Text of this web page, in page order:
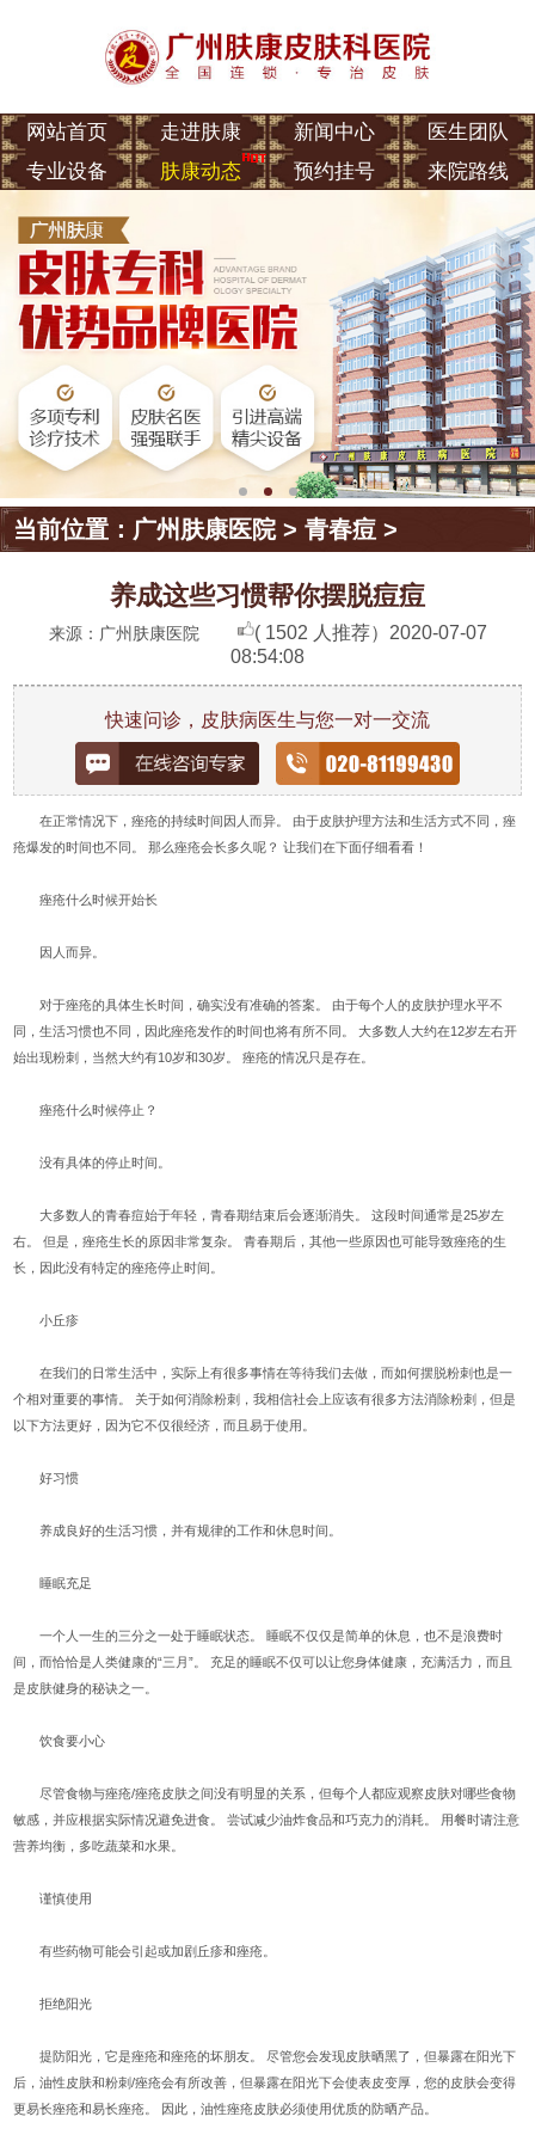
网站首页 走进肤康 新闻中心
医生团队
专业设备
肤康动态 预约挂号 来院路线
当前位置： 广州肤康医院>青春痘 >
养成这些习惯帮你摆脱痘痘
来源：广州肤康医院 ( 1502 人推荐） 2020-07-07
08:54:08
快速问诊，皮肤病医生与您一对一交流
在正常情况下，痤疮的持续时间因人而异。 由于皮肤护理方法和生活方式不同，痤
疮爆发的时间也不同。 那么痤疮会长多久呢？ 让我们在下面仔细看看！
痤疮什么时候开始长
因人而异。
对于痤疮的具体生长时间，确实没有准确的答案。 由于每个人的皮肤护理水平不
同，生活习惯也不同，因此痤疮发作的时间也将有所不同。 大多数人大约在12岁左右开
始出现粉刺，当然大约有10岁和30岁。 痤疮的情况只是存在。
痤疮什么时候停止？
没有具体的停止时间。
大多数人的青春痘始于年轻，青春期结束后会逐渐消失。 这段时间通常是25岁左
右。 但是，痤疮生长的原因非常复杂。 青春期后，其他一些原因也可能导致痤疮的生
长，因此没有特定的痤疮停止时间。
小丘疹
在我们的日常生活中，实际上有很多事情在等待我们去做，而如何摆脱粉刺也是一
个相对重要的事情。 关于如何消除粉刺，我相信社会上应该有很多方法消除粉刺，但是
以下方法更好，因为它不仅很经济，而且易于使用。
好习惯
养成良好的生活习惯，并有规律的工作和休息时间。
睡眠充足
一个人一生的三分之一处于睡眠状态。 睡眠不仅仅是简单的休息，也不是浪费时
间，而恰恰是人类健康的“三月”。 充足的睡眠不仅可以让您身体健康，充满活力，而且
是皮肤健身的秘诀之一。
饮食要小心
尽管食物与痤疮/痤疮皮肤之间没有明显的关系，但每个人都应观察皮肤对哪些食物
敏感，并应根据实际情况避免进食。 尝试减少油炸食品和巧克力的消耗。 用餐时请注意
营养均衡，多吃蔬菜和水果。
谨慎使用
有些药物可能会引起或加剧丘疹和痤疮。
拒绝阳光
提防阳光，它是痤疮和痤疮的坏朋友。 尽管您会发现皮肤晒黑了，但暴露在阳光下
后，油性皮肤和粉刺/痤疮会有所改善，但暴露在阳光下会使表皮变厚，您的皮肤会变得
更易长痤疮和易长痤疮。 因此，油性痤疮皮肤必须使用优质的防晒产品。